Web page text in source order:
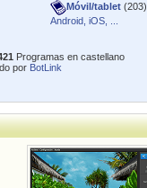
Móvil/tablet(203)
Android, iOS, ...
Programas en castellano
por BotLink